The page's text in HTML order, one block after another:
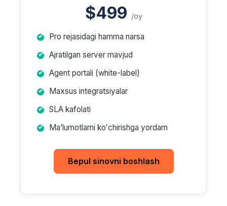
$499 /oy
Pro rejasidagi hamma narsa
Ajratilgan server mavjud
Agent portali (white-label)
Maxsus integratsiyalar
SLA kafolati
Maʼlumotlarni koʻchirishga yordam
Bepul sinovni boshlash